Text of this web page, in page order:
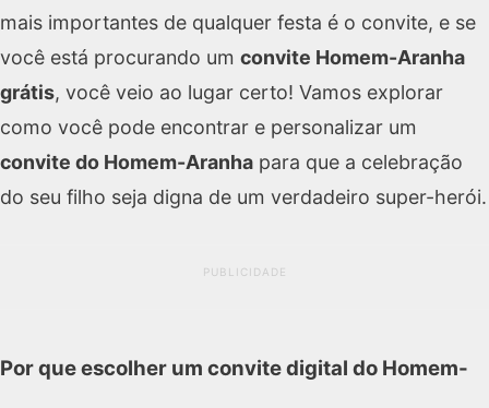
mais importantes de qualquer festa é o convite, e se
você está procurando um convite Homem-Aranha
grátis, você veio ao lugar certo! Vamos explorar
como você pode encontrar e personalizar um
convite do Homem-Aranha para que a celebração
do seu filho seja digna de um verdadeiro super-herói.
PUBLICIDADE
Por que escolher um convite digital do Homem-